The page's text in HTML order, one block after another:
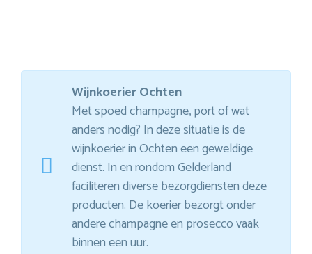
Wijnkoerier Ochten
Met spoed champagne, port of wat
anders nodig? In deze situatie is de
wijnkoerier in Ochten een geweldige
dienst. In en rondom Gelderland
faciliteren diverse bezorgdiensten deze
producten. De koerier bezorgt onder
andere champagne en prosecco vaak
binnen een uur.